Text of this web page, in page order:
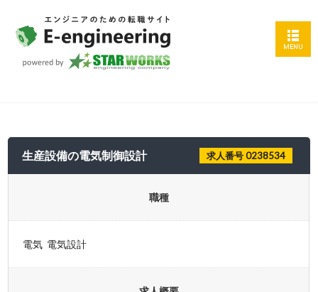
生産設備の電気制御設計 求人番号 0238534
職種
電気 電気設計